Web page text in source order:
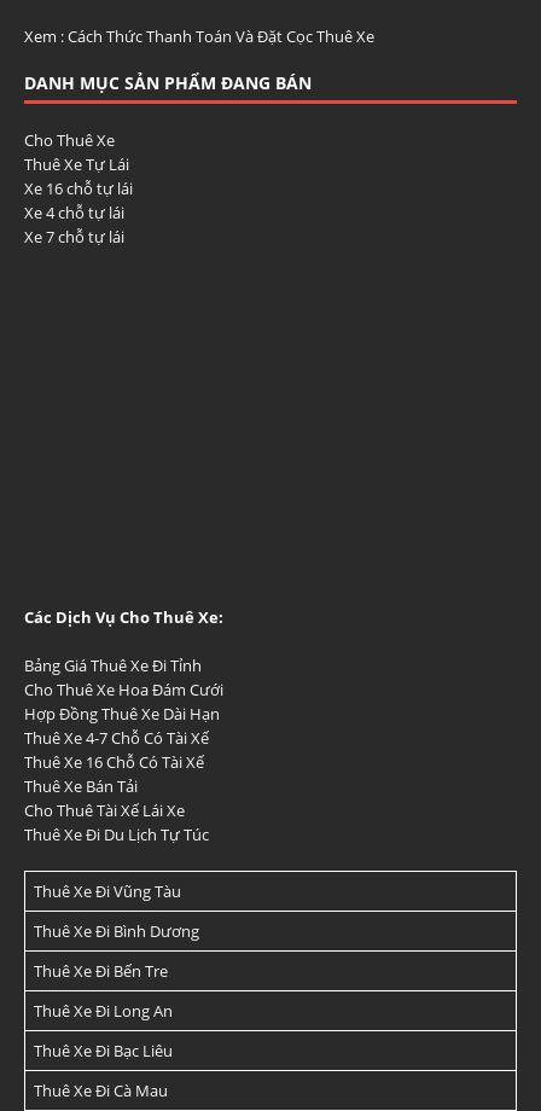
Xem :Cách Thức Thanh Toán Và Đặt Cọc Thuê Xe
DANH MỤC SẢN PHẨM ĐANG BÁN
Cho Thuê Xe
Thuê Xe Tự Lái
Xe 16 chỗ tự lái
Xe 4 chỗ tự lái
Xe 7 chỗ tự lái
Các Dịch Vụ Cho Thuê Xe:
Bảng Giá Thuê Xe Đi Tỉnh
Cho Thuê Xe Hoa Đám Cưới
Hợp Đồng Thuê Xe Dài Hạn
Thuê Xe 4-7 Chỗ Có Tài Xế
Thuê Xe 16 Chỗ Có Tài Xế
Thuê Xe Bán Tải
Cho Thuê Tài Xế Lái Xe
Thuê Xe Đi Du Lịch Tự Túc
Thuê Xe Đi Vũng Tàu
Thuê Xe Đi Bình Dương
Thuê Xe Đi Bến Tre
Thuê Xe Đi Long An
Thuê Xe Đi Bạc Liêu
Thuê Xe Đi Cà Mau